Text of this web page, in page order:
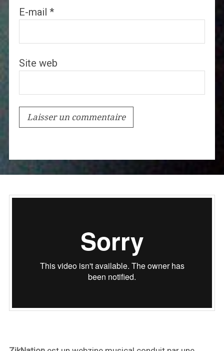
E-mail *
Site web